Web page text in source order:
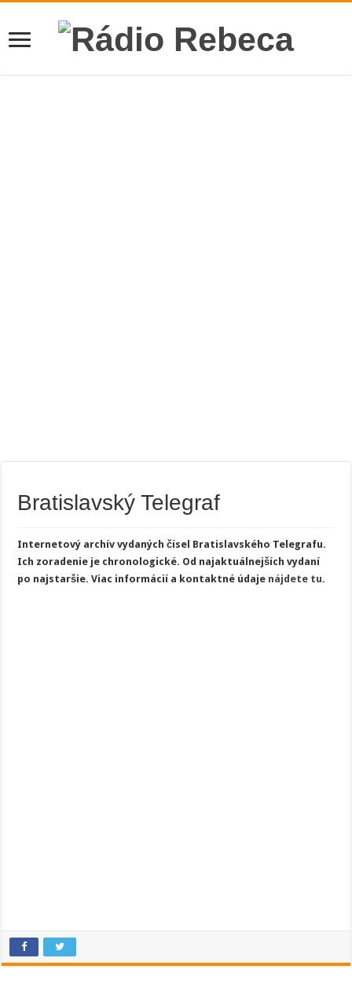
Bratislavský Telegraf
Internetový archív vydaných čísel Bratislavského Telegrafu.
Ich zoradenie je chronologické. Od najaktuálnejších vydaní
po najstaršie.Viac informácií a kontaktné údaje nájdete tu.